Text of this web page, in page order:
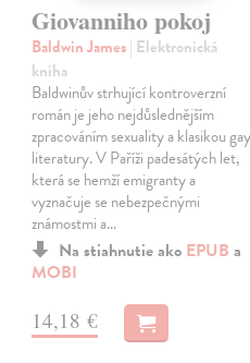
Giovanniho pokoj
Baldwin James| Elektronická
kniha
Baldwinův strhující kontroverzní
román je jeho nejdůslednějším
zpracováním sexuality a klasikou gay
literatury. V Paříži padesátých let,
která se hemží emigranty a
vyznačuje se nebezpečnými
známostmi a…
Na stiahnutie ako EPUB a
MOBI
14,18 €